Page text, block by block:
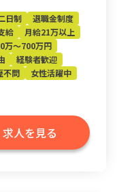
求人を見る
日制
退職金制度
給
月給21万以上
万～700万円
経験者歓迎
不問
女性活躍中